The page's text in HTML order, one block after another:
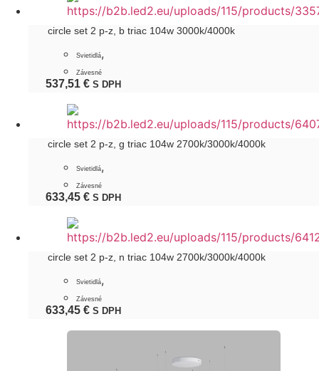
circle set 2 p-z, b triac 104w 3000k/4000k
Svietidlá,
Závesné
537,51 € S DPH
circle set 2 p-z, g triac 104w 2700k/3000k/4000k
Svietidlá,
Závesné
633,45 € S DPH
circle set 2 p-z, n triac 104w 2700k/3000k/4000k
Svietidlá,
Závesné
633,45 € S DPH